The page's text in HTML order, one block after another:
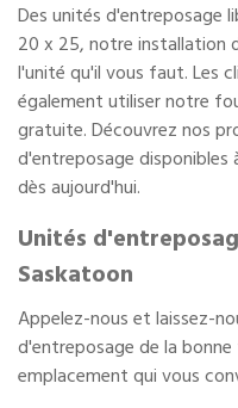
Des unités d'entreposage
20 x 25, notre installation
l'unité qu'il vous faut. Les
également utiliser notre
gratuite. Découvrez nos
d'entreposage disponibles
dès aujourd'hui.
Unités
Saskatoon
Appelez-nous et laissez-
d'entreposage de la
emplacement qui vous